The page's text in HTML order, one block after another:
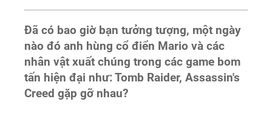
Đã có bao giờ bạn tưởng tượng, một ngày
nào đó anh hùng cổ điển Mario và các
nhân vật xuất chúng trong các game bom
tấn hiện đại như: Tomb Raider, Assassin's
Creed gặp gỡ nhau?